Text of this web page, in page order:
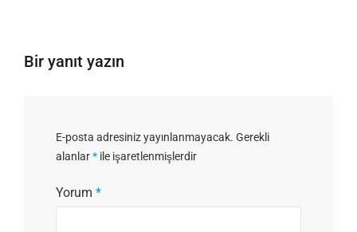
Bir yanıt yazın
E-posta adresiniz yayınlanmayacak. Gerekli
alanlar* ile işaretlenmişlerdir
Yorum *